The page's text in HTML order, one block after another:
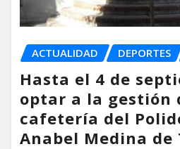
ACTUALIDAD DEPORTES
Hasta el 4 de
optar a la gestión
cafetería del
Anabel Medina de